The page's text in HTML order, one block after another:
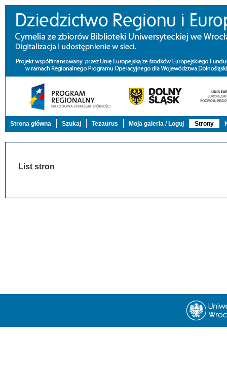
Strona główna Szukaj Tezaurus Moja galeria / Loguj Strony
List stron